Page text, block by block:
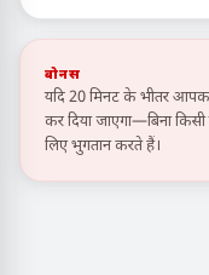
बोनस
यदि 20 मिनट के भीतर
कर दिया जाएगा—बिना
लिए भुगतान करते हैं।